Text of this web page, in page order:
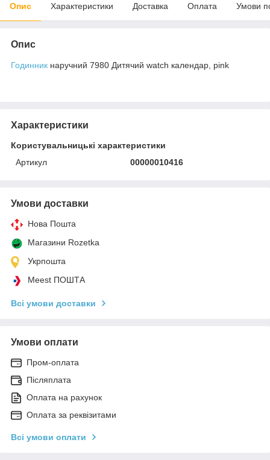
Опис Характеристики Доставка Оплата Умови
Опис
Годинник наручний 7980 Дитячий watch календар, pink
Характеристики
Користувальницькі характеристики
Артикул
00000010416
Умови доставки
Нова Пошта
Магазини Rozetka
Укрпошта
Meest ПОШТА
Всі умови доставки
Умови оплати
Пром-оплата
Післяплата
Оплата на рахунок
Оплата за реквізитами
Всі умови оплати